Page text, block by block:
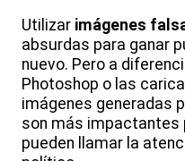
Utilizar imágenes
absurdas para ganar
nuevo. Pero a
Photoshop o las
imágenes generadas
son más impactantes
pueden llamar la